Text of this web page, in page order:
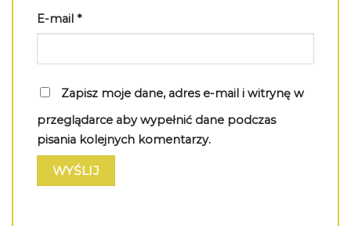
E-mail *
Zapisz moje dane, adres e-mail i witrynę w
przeglądarce aby wypełnić dane podczas
pisania kolejnych komentarzy.